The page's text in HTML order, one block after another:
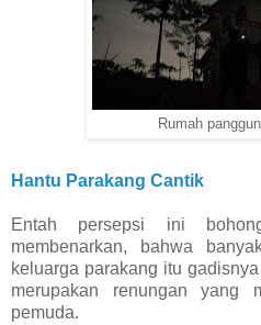
Rumah
Hantu Parakang Cantik
Entah persepsi ini
membenarkan, bahwa
keluarga parakang itu
merupakan renungan yang
pemuda.